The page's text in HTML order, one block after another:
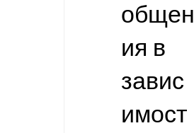
общен
ия в
завис
имост